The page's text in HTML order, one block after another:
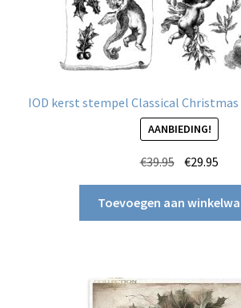
IOD kerst stempel Classical
AANBIEDING!
€39.95
prijs
was:
€39.95.
€29.95
is:
Toevoegen aan